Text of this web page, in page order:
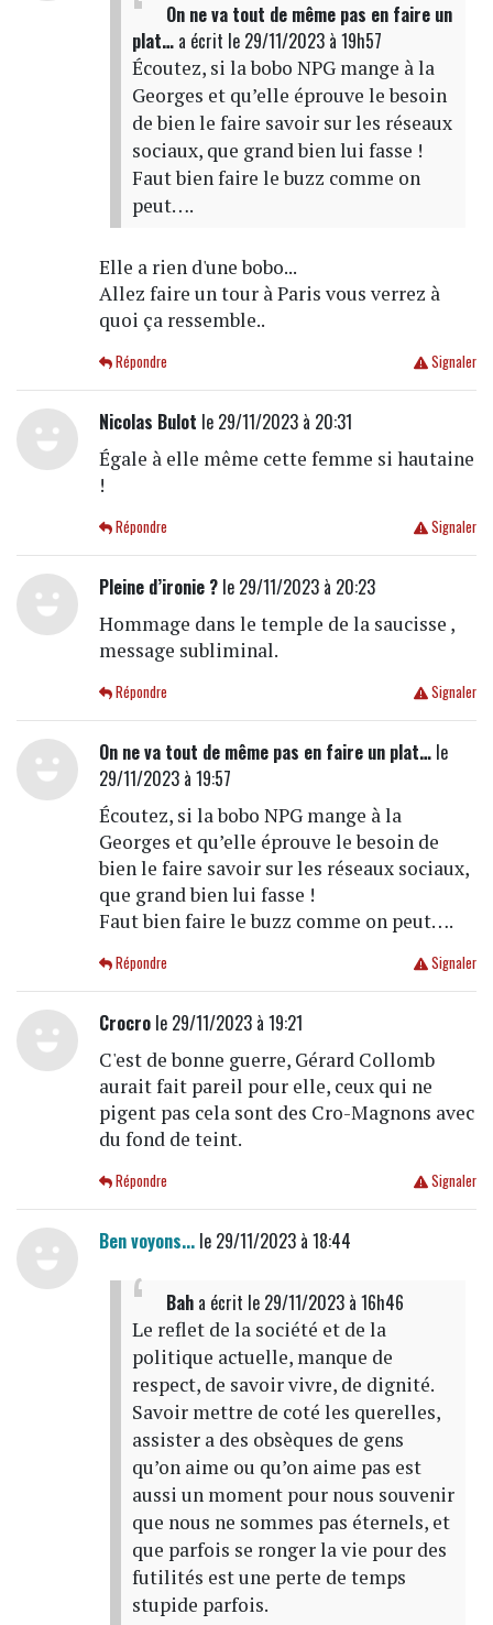
On ne va tout de même pas en faire un
plat…a écrit le 29/11/2023 à 19h57
Écoutez, si la bobo NPG mange à la
Georges et qu’elle éprouve le besoin
de bien le faire savoir sur les réseaux
sociaux, que grand bien lui fasse !
Faut bien faire le buzz comme on
peut….
Elle a rien d'une bobo...
Allez faire un tour à Paris vous verrez à
quoi ça ressemble..
Signaler
Répondre
Nicolas Bulot le 29/11/2023 à 20:31
Égale à elle même cette femme si hautaine
!
Signaler
Répondre
Pleine d’ironie ?le 29/11/2023 à 20:23
Hommage dans le temple de la saucisse ,
message subliminal.
Signaler
Répondre
On ne va tout de même pas en faire un plat…le
29/11/2023 à 19:57
Écoutez, si la bobo NPG mange à la
Georges et qu’elle éprouve le besoin de
bien le faire savoir sur les réseaux sociaux,
que grand bien lui fasse !
Faut bien faire le buzz comme on peut….
Signaler
Répondre
Crocrole 29/11/2023 à 19:21
C'est de bonne guerre, Gérard Collomb
aurait fait pareil pour elle, ceux qui ne
pigent pas cela sont des Cro-Magnons avec
du fond de teint.
Signaler
Répondre
Ben voyons...le 29/11/2023 à 18:44
Baha écrit le 29/11/2023 à 16h46
Le reflet de la société et de la
politique actuelle, manque de
respect, de savoir vivre, de dignité.
Savoir mettre de coté les querelles,
assister a des obsèques de gens
qu’on aime ou qu’on aime pas est
aussi un moment pour nous souvenir
que nous ne sommes pas éternels, et
que parfois se ronger la vie pour des
futilités est une perte de temps
stupide parfois.